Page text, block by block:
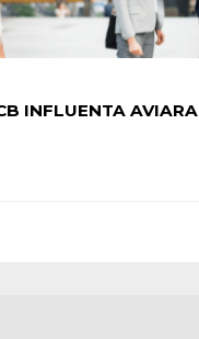
INFLUENTA AVIARA